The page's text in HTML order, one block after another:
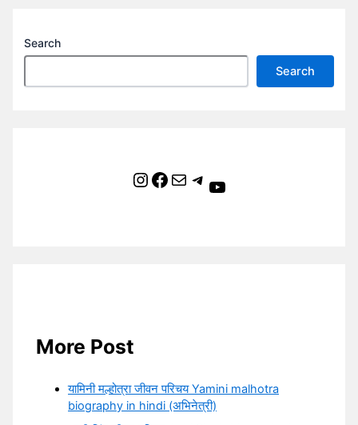
Search
Search
Instagram Facebook Mail Telegram YouTube
More Post
यामिनी मल्होत्रा जीवन परिचय Yamini malhotra
biography in hindi (अभिनेत्री)